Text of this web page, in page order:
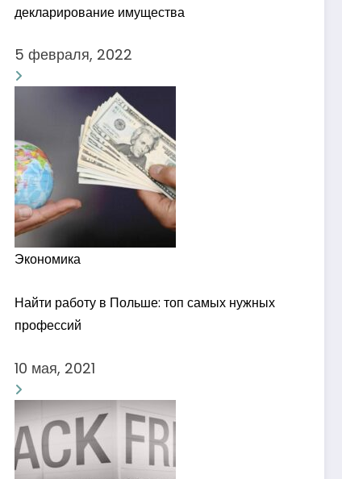
декларирование имущества
5 февраля, 2022
Экономика
Найти работу в Польше: топ самых нужных
профессий
10 мая, 2021